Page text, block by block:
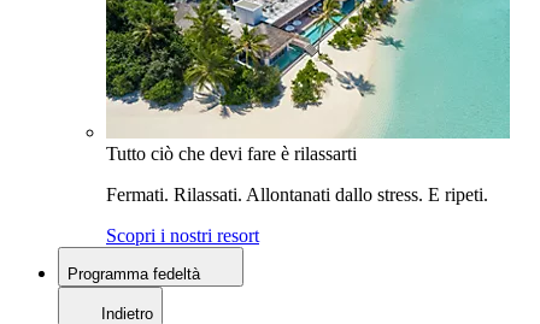
Tutto ciò che devi fare è rilassarti
Fermati. Rilassati. Allontanati dallo stress. E ripeti.
Scopri i nostri resort
Programma fedeltà
Indietro